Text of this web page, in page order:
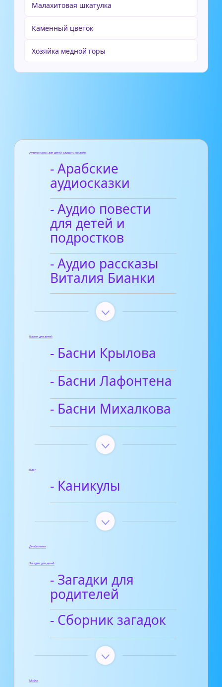
Малахитовая шкатулка
Каменный цветок
Хозяйка медной горы
Аудиосказки для детей слушать онлайн
- Арабские
аудиосказки
- Аудио повести
для детей и
подростков
- Аудио рассказы
Виталия Бианки
Басни для детей
- Басни Крылова
- Басни Лафонтена
- Басни Михалкова
Блог
- Каникулы
Диафильмы
Загадки для детей
- Загадки для
родителей
- Сборник загадок
Мифы